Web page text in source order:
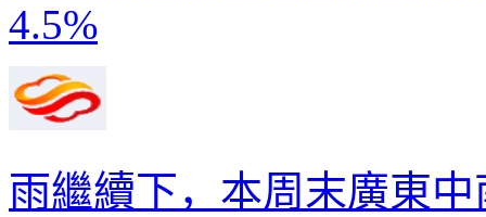
4.5%
雨繼續下，本周末廣東